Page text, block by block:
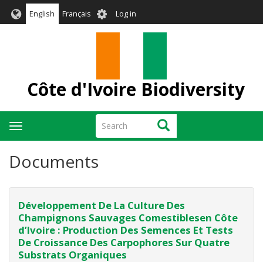
English Français User
account
Log in
Côte d'Ivoire Biodiversity
Search Search
Toggle
navigation
Documents
Développement De La Culture Des
Champignons Sauvages Comestiblesen Côte
d’Ivoire : Production Des Semences Et Tests
De Croissance Des Carpophores Sur Quatre
Substrats Organiques